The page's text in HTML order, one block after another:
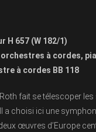
H 657 (W 182/1)
à cordes,
à cordes BB 118
fait se télescoper
a choisi ici une
œuvres d’Europe